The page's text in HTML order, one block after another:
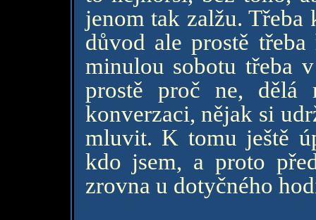
jenom tak zalžu. Třeba
důvod ale prostě
minulou sobotu třeba
prostě proč ne, dělá
konverzaci, nějak si
mluvit. K tomu ještě
kdo jsem, a proto
zrovna u dotyčného